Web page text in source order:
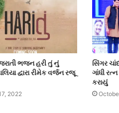
ભજન હરી તું નું
દ્વારા રીમેક વર્જન રજૂ
2022
સિંગર
ગાંધી
કરાયું